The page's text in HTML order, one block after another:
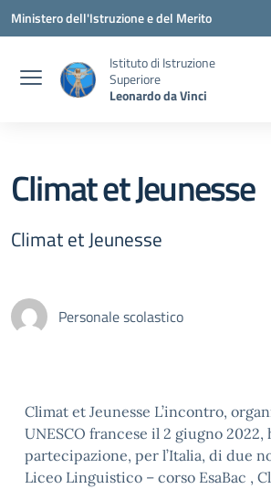
Vai ai contenuti
Vai al menu di navigazione
Vai al footer
Ministero dell'Istruzione e del Merito
Istituto di Istruzione
Superiore
Leonardo da Vinci
Climat et Jeunesse
Climat et Jeunesse
Personale scolastico
Climat et Jeunesse L’incontro,
UNESCO francese il 2 giugno 2022,
partecipazione, per l’Italia, di due
Liceo Linguistico – corso EsaBac ,